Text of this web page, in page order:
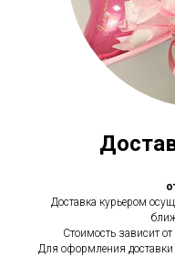
Доставка курьером
Стоимость зависит
Для оформления